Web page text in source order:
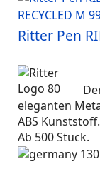
Ritter Pen
eleganten
ABS Kunststoff.
Ab 500 Stück.